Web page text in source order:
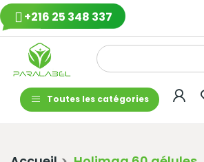
+216 25 348 337
Toutes les catégories